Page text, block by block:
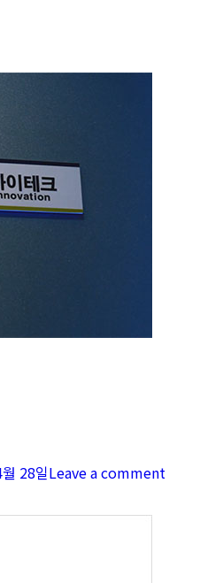
28일Leave a comment